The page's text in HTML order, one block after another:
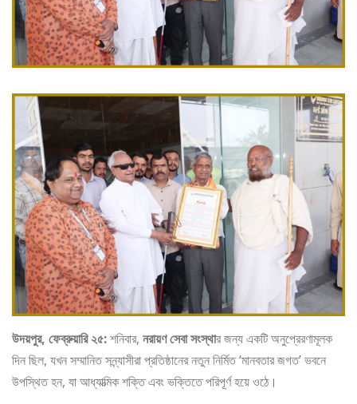
উদয়পুর, ফেব্রুয়ারি ২৫:শনিবার, নরায়ণ সেবা সংস্থার জন্য একটি অনুপ্রেরণামূলক
দিন ছিল, যখন সম্মানিত সন্ন্যাসীরা প্রতিষ্ঠানের নতুন নির্মিত ‘মানবতার জগত’ ভবনে
উপস্থিত হন, যা আধ্যাত্মিক শক্তি এবং ভক্তিতে পরিপূর্ণ হয়ে ওঠে।